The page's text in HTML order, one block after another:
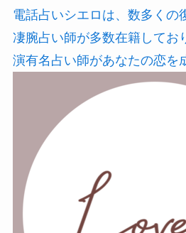
電話占いシエロは、数多くの
凄腕占い師が多数在籍してお
演有名占い師があなたの恋を